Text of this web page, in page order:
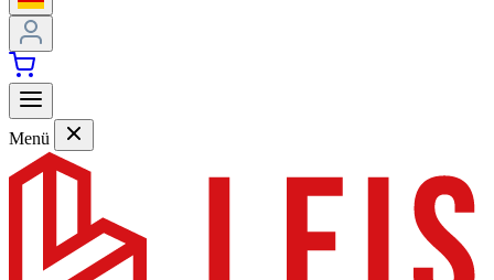
Menü